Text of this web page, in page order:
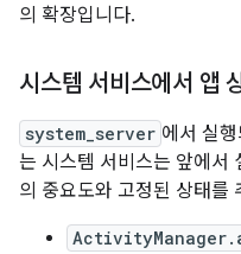
의 확장입니다.
시스템 서비스에서 앱
system_server 에서 실
는 시스템 서비스는 앞에서
의 중요도와 고정된 상태를